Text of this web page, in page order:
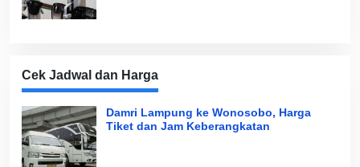
Cek Jadwal dan Harga
Damri Lampung ke Wonosobo, Harga
Tiket dan Jam Keberangkatan